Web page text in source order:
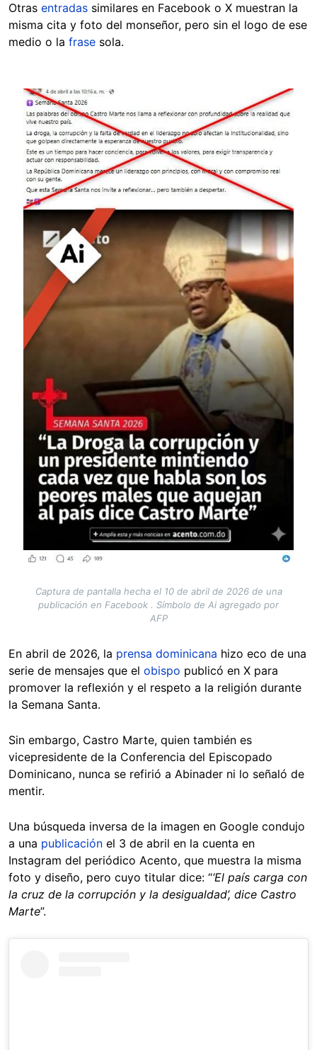
Otras entradas similares en Facebook o X muestran la
misma cita y foto del monseñor, pero sin el logo de ese
medio o la frase sola.
Image
Captura de pantalla hecha el 10 de abril de 2026 de una
publicación en Facebook . Símbolo de Ai agregado por
AFP
En abril de 2026, la prensa dominicana hizo eco de una
serie de mensajes que el obispo publicó en X para
promover la reflexión y el respeto a la religión durante
la Semana Santa.
Sin embargo, Castro Marte, quien también es
vicepresidente de la Conferencia del Episcopado
Dominicano, nunca se refirió a Abinader ni lo señaló de
mentir.
Una búsqueda inversa de la imagen en Google condujo
a una publicación el 3 de abril en la cuenta en
Instagram del periódico Acento, que muestra la misma
foto y diseño, pero cuyo titular dice: “‘El país carga con
la cruz de la corrupción y la desigualdad’, dice Castro
Marte”.